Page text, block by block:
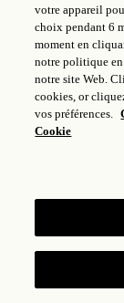
LÉGAL
votre appareil
choix pendant 6
moment en
notre politique en
notre site Web.
cookies, or
vos préférences.
Cookie